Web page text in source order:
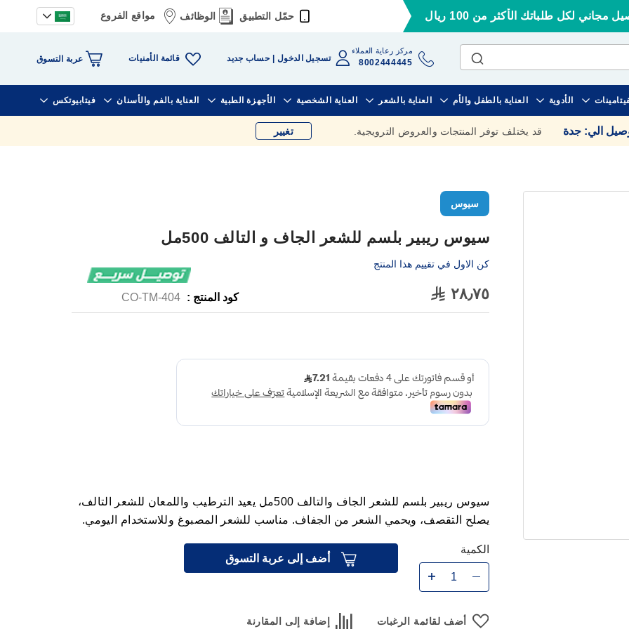
مجاني لكل طلباتك الأكثر من 100 ريال حمّل التطبيق الوظائف مواقع الفروع
مركز رعاية العملاء
8002444445 تسجيل الدخول حساب جديد قائمة الأمنيات عربة التسوق
الأدوية العناية بالطفل والأم العناية بالشعر العناية الشخصية الأجهزة الطبية العناية بالفم والأسنان فيتابيوتكس
الي: جدة قد يختلف توفر المنتجات والعروض الترويجية. تغيير
سيوس
سيوس ريبير بلسم للشعر الجاف و التالف 500مل
كن الاول في تقييم هذا المنتج
٢٨٫٧٥ كود المنتج : CO-TM-404
سيوس ريبير بلسم للشعر الجاف والتالف 500مل يعيد الترطيب واللمعان للشعر التالف،
يصلح التقصف، ويحمي الشعر من الجفاف. مناسب للشعر المصبوغ وللاستخدام اليومي.
الكمية
أضف إلى عربة التسوق
أضف لقائمة الرغبات إضافة إلى المقارنة